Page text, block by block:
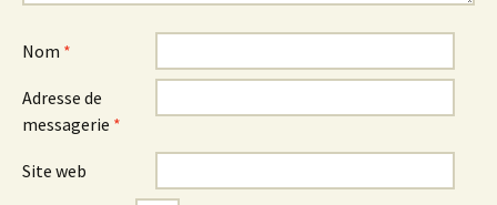
Nom *
Adresse de
messagerie *
Site web